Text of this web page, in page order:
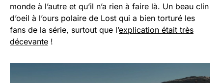
monde à l’autre et qu’il n’a rien à faire là. Un beau clin
d’oeil à l’ours polaire de Lost qui a bien torturé les
fans de la série, surtout que l’explication était très
décevante !